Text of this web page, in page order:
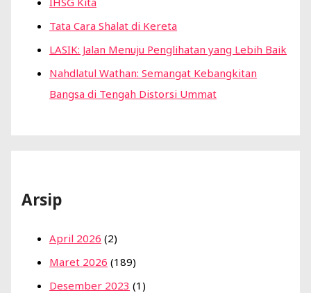
Tata Cara Shalat di Kereta
LASIK: Jalan Menuju Penglihatan yang Lebih Baik
Nahdlatul Wathan: Semangat Kebangkitan
Bangsa di Tengah Distorsi Ummat
Arsip
April 2026 (2)
Maret 2026 (189)
Desember 2023 (1)